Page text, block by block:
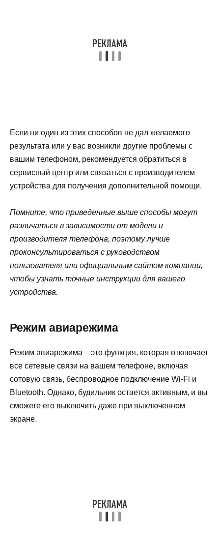
Если ни один из этих способов не дал желаемого
результата или у вас возникли другие проблемы с
вашим телефоном, рекомендуется обратиться в
сервисный центр или связаться с производителем
устройства для получения дополнительной помощи.
Помните, что приведенные выше способы могут
различаться в зависимости от модели и
производителя телефона, поэтому лучше
проконсультироваться с руководством
пользователя или официальным сайтом компании,
чтобы узнать точные инструкции для вашего
устройства.
Режим авиарежима
Режим авиарежима – это функция, которая отключает
все сетевые связи на вашем телефоне, включая
сотовую связь, беспроводное подключение Wi-Fi и
Bluetooth. Однако, будильник остается активным, и вы
сможете его выключить даже при выключенном
экране.